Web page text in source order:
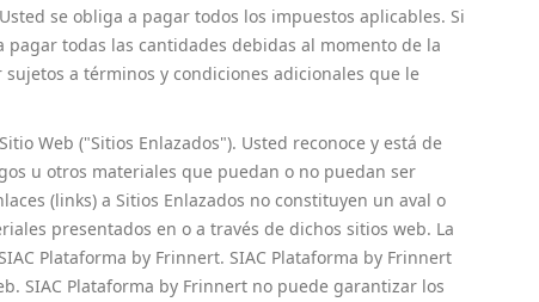
se obliga a pagar todos los impuestos aplicables. Si
todas las cantidades debidas al momento de la
a términos y condiciones adicionales que le
Web ("Sitios Enlazados"). Usted reconoce y está de
u otros materiales que puedan o no puedan ser
(links) a Sitios Enlazados no constituyen un aval o
presentados en o a través de dichos sitios web. La
Plataforma by Frinnert. SIAC Plataforma by Frinnert
SIAC Plataforma by Frinnert no puede garantizar los